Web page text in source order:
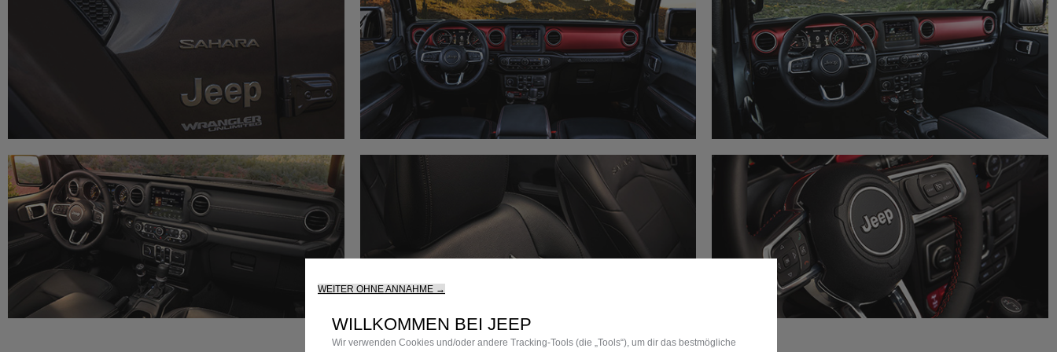
WEITER OHNE ANNAHME →
WILLKOMMEN BEI JEEP
Wir verwenden Cookies und/oder andere Tracking‑Tools (die „Tools“), um dir das bestmögliche